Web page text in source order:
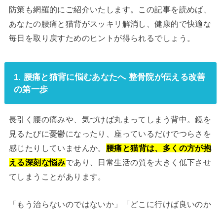
防策も網羅的にご紹介いたします。この記事を読めば、
あなたの腰痛と猫背がスッキリ解消し、健康的で快適な
毎日を取り戻すためのヒントが得られるでしょう。
1. 腰痛と猫背に悩むあなたへ 整骨院が伝える改善
の第一歩
長引く腰の痛みや、気づけば丸まってしまう背中。鏡を
見るたびに憂鬱になったり、座っているだけでつらさを
感じたりしていませんか。 腰痛と猫背は、多くの方が抱
える深刻な悩みであり、日常生活の質を大きく低下させ
てしまうことがあります。
「もう治らないのではないか」「どこに行けば良いのか